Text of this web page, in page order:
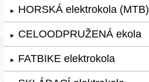
► HORSKÁ elektrokola (MTB)
► CELOODPRUŽENÁ ekola
► FATBIKE elektrokola